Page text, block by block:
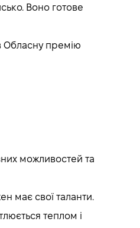
Воно готове
Обласну премію
можливостей та
має свої таланти.
теплом і